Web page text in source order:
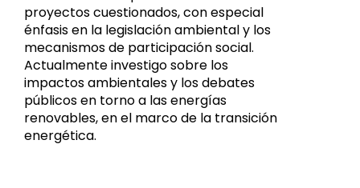
proyectos cuestionados, con especial
énfasis en la legislación ambiental y los
mecanismos de participación social.
Actualmente investigo sobre los
impactos ambientales y los debates
públicos en torno a las energías
renovables, en el marco de la transición
energética.